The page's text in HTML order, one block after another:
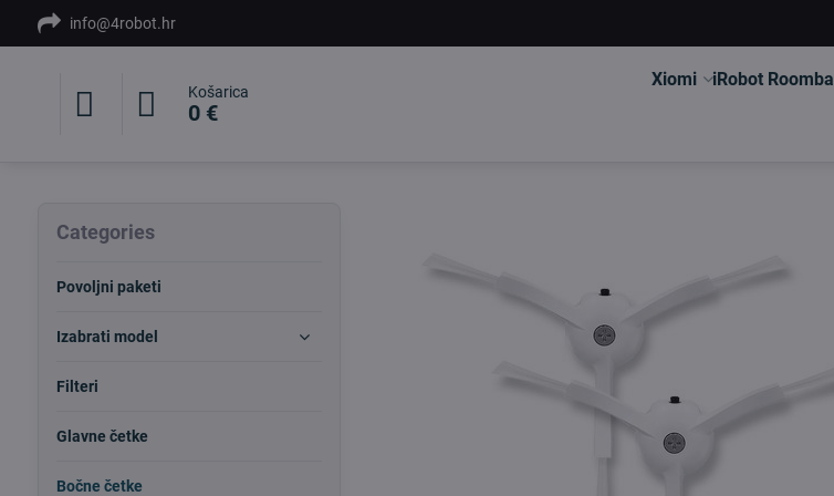
info@4robot.hr
Košarica
0 €
Xiomi iRobot Roomba
Categories
Povoljni paketi
Izabrati model
Filteri
Glavne četke
Bočne četke